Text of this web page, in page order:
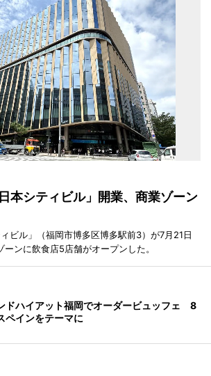
本シティビル」開業、商業ゾーン
ビル」（福岡市博多区博多駅前3）が7月21日
ーンに飲食店5店舗がオープンした。
ドハイアット福岡でオーダービュッフェ 8
ペインをテーマに